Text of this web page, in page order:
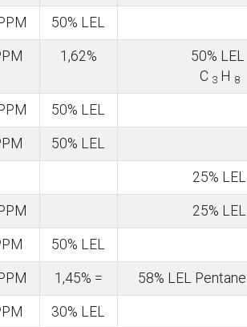
50% LEL
1,62%
50% LEL
C 3H 8
50% LEL
50% LEL
25% LEL
25% LEL
50% LEL
1,45% = 58% LEL
30% LEL